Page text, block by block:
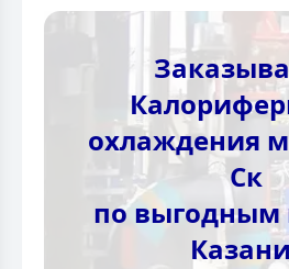
охлаждения
Ск
по выгодным